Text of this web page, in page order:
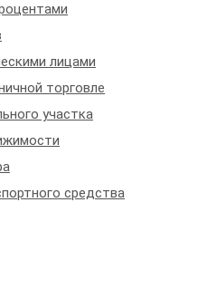
лицами
торговле
участка
средства